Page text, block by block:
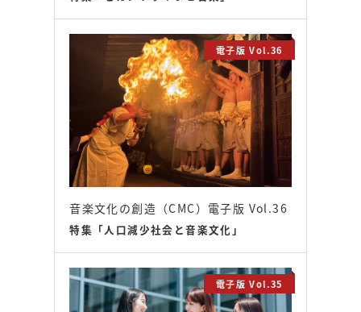
電子版 Vol.36
音楽文化の創造（CMC）電子版 Vol.36
特集「人口減少社会と音楽文化」
電子版 Vol.35